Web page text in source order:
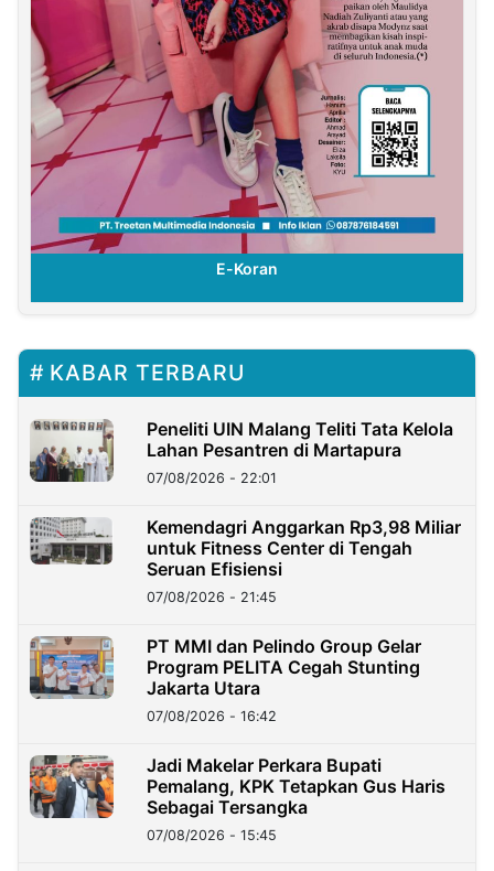
E-Koran
KABAR TERBARU
Peneliti UIN Malang Teliti Tata Kelola
Lahan Pesantren di Martapura
07/08/2026 - 22:01
Kemendagri Anggarkan Rp3,98 Miliar
untuk Fitness Center di Tengah
Seruan Efisiensi
07/08/2026 - 21:45
PT MMI dan Pelindo Group Gelar
Program PELITA Cegah Stunting
Jakarta Utara
07/08/2026 - 16:42
Jadi Makelar Perkara Bupati
Pemalang, KPK Tetapkan Gus Haris
Sebagai Tersangka
07/08/2026 - 15:45